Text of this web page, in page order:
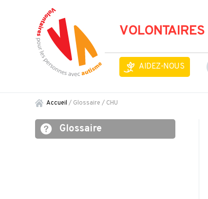
VOLONTAIRES
AIDEZ-NOUS
Accueil / Glossaire / CHU
Glossaire